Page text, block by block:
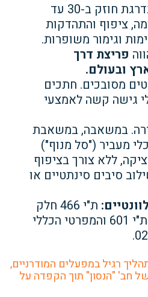
בטון מובא בדרגת חוזק ב-30 עד
ציפוף והתהדקות
וגימור משופרות.
פריצת דרך
ובעולם.
מסובכים. חתכים
גישה קשה לאמצעי
במשאבה, במשאבת
מעביר ("סל מנוף")
ללא צורך בציפוף
סיבים סינתטיים או
ת"י 466 חלק
ת"י 601 והמפרטי הכללי
רגיל במפעלים המודרניים,
חב' "הנסון" תוך הקפדה על